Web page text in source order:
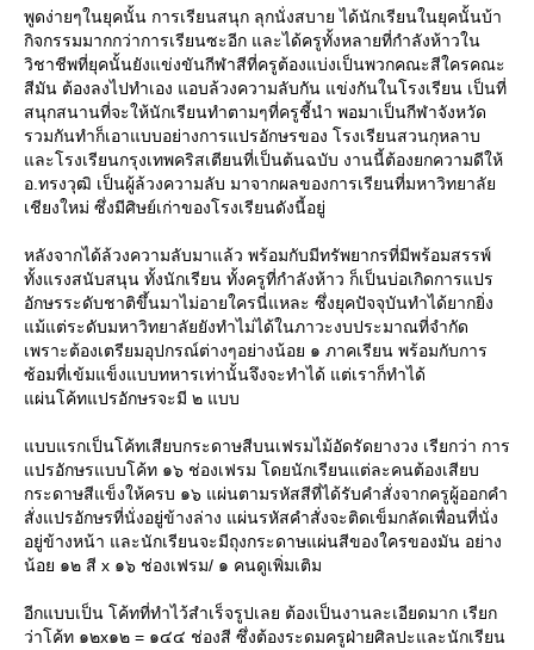
พูดง่ายๆในยุคนั้น การเรียนสนุก ลุกนั่งสบาย ได้นักเรียนในยุคนั้นบ้า
กิจกรรมมากกว่าการเรียนซะอีก และได้ครูทั้งหลายที่กำลังห้าวใน
วิชาชีพที่ยุคนั้นยังแข่งขันกีฬาสีที่ครูต้องแบ่งเป็นพวกคณะสีใครคณะ
สีมัน ต้องลงไปทำเอง แอบล้วงความลับกัน แข่งกันในโรงเรียน เป็นที่
สนุกสนานที่จะให้นักเรียนทำตามๆที่ครูชี้นำ พอมาเป็นกีฬาจังหวัด
รวมกันทำก็เอาแบบอย่างการแปรอักษรของ โรงเรียนสวนกุหลาบ
ละโรงเรียนกรุงเทพคริสเตียนที่เป็นต้นฉบับ งานนี้ต้องยกความดีให้
อ.ทรงวุฒิ เป็นผู้ล้วงความลับ มาจากผลของการเรียนที่มหาวิทยาลั
เชียงใหม่ ซึ่งมีศิษย์เก่าของโรงเรียนดังนี้อยู่
หลังจากได้ล้วงความลับมาแล้ว พร้อมกับมีทรัพยากรที่มีพร้อมสรรพ์
ทั้งแรงสนับสนุน ทั้งนักเรียน ทั้งครูที่กำลังห้าว ก็เป็นบ่อเกิดการแปร
อักษรระดับชาติขึ้นมาไม่อายใครนี่แหละ ซึ่งยุคปัจจุบันทำได้ยากยิ่ง
ม้แต่ระดับมหาวิทยาลัยยังทำไม่ได้ในภาวะงบประมาณที่จำกัด
เพราะต้องเตรียมอุปกรณ์ต่างๆอย่างน้อย ๑ ภาคเรียน พร้อมกับการ
ซ้อมที่เข้มแข็งแบบทหารเท่านั้นจึงจะทำได้ แต่เราก็ทำได้
ผ่นโค้ทแปรอักษรจะมี ๒ แบบ
บบแรกเป็นโค้ทเสียบกระดาษสีบนเฟรมไม้อัดรัดยางวง เรียกว่า การ
ปรอักษรแบบโค้ท ๑๖ ช่องเฟรม โดยนักเรียนแต่ละคนต้องเสียบ
กระดาษสีแข็งให้ครบ ๑๖ แผ่นตามรหัสสีที่ได้รับคำสั่งจากครูผู้ออกคำ
สั่งแปรอักษรที่นั่งอยู่ข้างล่าง แผ่นรหัสคำสั่งจะติดเข็มกลัดเพื่อนที่นั่ง
อยู่ข้างหน้า และนักเรียนจะมีถุงกระดาษแผ่นสีของใครของมัน อย่าง
น้อย ๑๒ สี x ๑๖ ช่องเฟรม/ ๑ คนดูเพิ่มเติม
อีกแบบเป็น โค้ทที่ทำไว้สำเร็จรูปเลย ต้องเป็นงานละเอียดมาก เรียก
ว่าโค้ท ๑๒x๑๒ = ๑๔๔ ช่องสี ซึ่งต้องระดมครูฝ่ายศิลปะและนักเรียน